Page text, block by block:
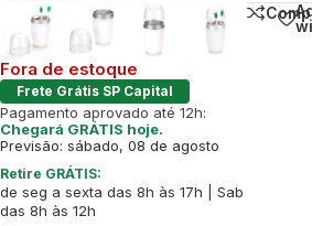
Fora de estoque
Frete Grátis SP Capital
Pagamento aprovado até 12h:
Chegará GRÁTIS hoje.
Previsão: sábado, 08 de agosto
Retire GRÁTIS:
de seg a sexta das 8h às 17h | Sab
das 8h às 12h